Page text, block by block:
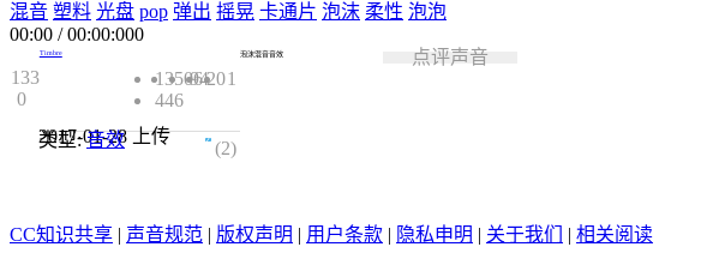
混音 塑料 光盘 pop 弹出 摇晃 卡通片 泡沫 柔性 泡泡
00:00 /00:00:000
133
0
Timbre
13506
94201
446
2017-01-28上传
类型:音效 4.5
(2)
泡沫混音音效 点评声音
CC知识共享 | 声音规范 | 版权声明 | 用户条款 | 隐私申明 | 关于我们 | 相关阅读